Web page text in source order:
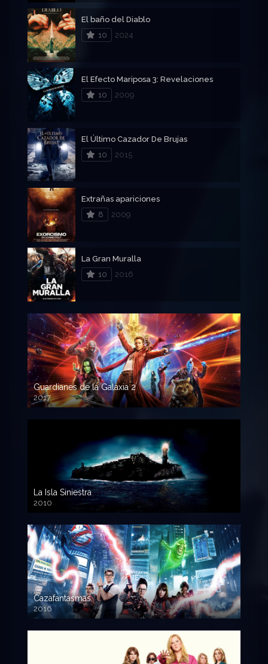
El baño del Diablo
10
2024
El Efecto Mariposa 3: Revelaciones
10
2009
El Último Cazador De Brujas
10
2015
Extrañas apariciones
8
2009
La Gran Muralla
10
2016
Guardianes de la Galaxia 2
2017
720p HD
La Isla Siniestra
2010
720p HD
Cazafantasmas
2016
720p HD